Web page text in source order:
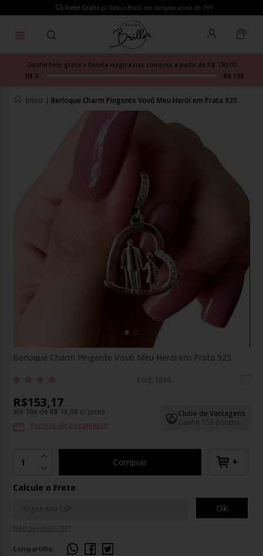
Frete Grátis p/ todo o Brasil em compras acima de 199
Ganhe frete grátis + flanela mágica nas compras a partir de R$ 199,00
R$ 0
R$ 199
Início | Berloque Charm Pingente Vovô Meu Herói em Prata 925
Berloque Charm Pingente Vovô Meu Herói em Prata 925
Cód: 1816
Clube de Vantagens
Ganhe 153 pontos
R$153,17
até 10x deR$ 16,08 c/ juros
Formas de pagamento
Comprar +
Calcule o Frete
Ok
Compartilhe: